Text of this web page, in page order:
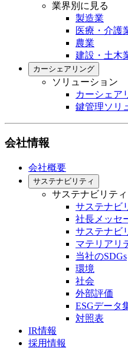
業界別に見る
製造業
医療・介護
農業
建設・土木
カーシェアリング
ソリューション
カーシェア
鍵管理ソリ
会社情報
会社概要
サステナビリティ
サステナビリティ
サステナビ
社長メッセ
サステナビ
マテリアリ
当社のSDGs
環境
社会
外部評価
ESGデータ
対照表
IR情報
採用情報